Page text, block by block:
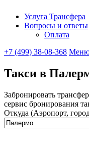
Услуга Трансфера
Вопросы и ответы
Оплата
+7 (499) 38-08-368
Такси в
Забронировать
сервис бронирования
Откуда (Аэропорт,